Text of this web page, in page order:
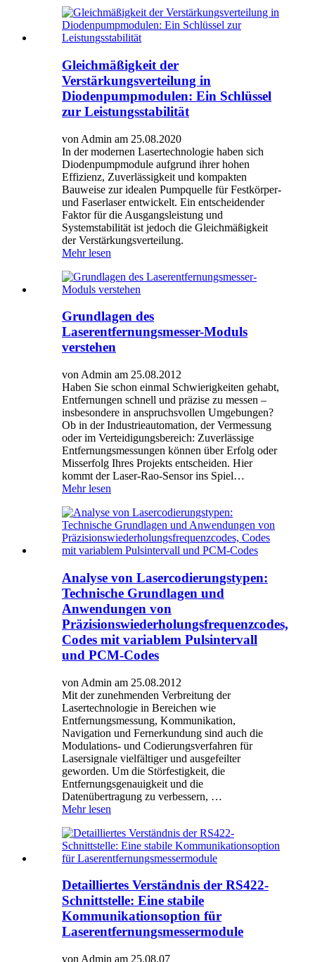
Gleichmäßigkeit der
Verstärkungsverteilung in
Diodenpumpmodulen: Ein Schlüssel
zur Leistungsstabilität
von Admin am 25.08.2020
In der modernen Lasertechnologie haben sich
Diodenpumpmodule aufgrund ihrer hohen
Effizienz, Zuverlässigkeit und kompakten
Bauweise zur idealen Pumpquelle für Festkörper-
und Faserlaser entwickelt. Ein entscheidender
Faktor für die Ausgangsleistung und
Systemstabilität ist jedoch die Gleichmäßigkeit
der Verstärkungsverteilung.
Mehr lesen
Grundlagen des
Laserentfernungsmesser-Moduls
verstehen
von Admin am 25.08.2012
Haben Sie schon einmal Schwierigkeiten gehabt,
Entfernungen schnell und präzise zu messen –
insbesondere in anspruchsvollen Umgebungen?
Ob in der Industrieautomation, der Vermessung
oder im Verteidigungsbereich: Zuverlässige
Entfernungsmessungen können über Erfolg oder
Misserfolg Ihres Projekts entscheiden. Hier
kommt der Laser-Rao-Sensor ins Spiel…
Mehr lesen
Analyse von Lasercodierungstypen:
Technische Grundlagen und
Anwendungen von
Präzisionswiederholungsfrequenzcodes,
Codes mit variablem Pulsintervall
und PCM-Codes
von Admin am 25.08.2012
Mit der zunehmenden Verbreitung der
Lasertechnologie in Bereichen wie
Entfernungsmessung, Kommunikation,
Navigation und Fernerkundung sind auch die
Modulations- und Codierungsverfahren für
Lasersignale vielfältiger und ausgefeilter
geworden. Um die Störfestigkeit, die
Entfernungsgenauigkeit und die
Datenübertragung zu verbessern, …
Mehr lesen
Detailliertes Verständnis der RS422-
Schnittstelle: Eine stabile
Kommunikationsoption für
Laserentfernungsmessermodule
von Admin am 25.08.07